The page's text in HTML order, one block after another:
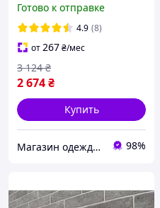
Baby Shower Blue Нью
Баланс 9060 Джо Войс
женские замша
Готово к отправке
4.9 (8)
от267₴/мес
2 674₴
3 124 ₴
Купить
Магазин одежды обуви и топовых товаров 98%